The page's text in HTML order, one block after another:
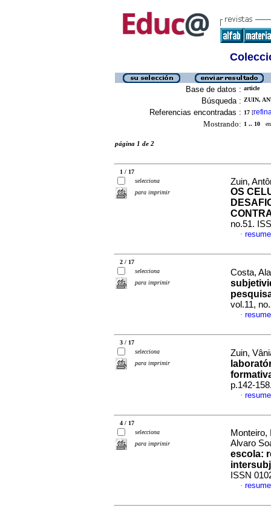
Base de datos : article
Búsqueda : ZUIN,
Referencias encontradas : 17 [
Mostrando: 1 .. 10 en
página 1 de 2
1 / 17
selecciona
para imprimir
Zuin,
OS
no.51.
·
2 / 17
selecciona
para imprimir
Costa,
vol.11,
·
3 / 17
selecciona
para imprimir
Zuin,
p.142-
·
4 / 17
selecciona
para imprimir
Monteiro,
Alvaro
escola:
ISSN
·